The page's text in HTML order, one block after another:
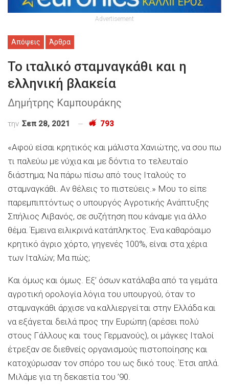
Advertisement
Απόψεις Άρθρα
Το ιταλικό σταμναγκάθι και η
ελληνική βλακεία
Δημήτρης Καμπουράκης
την Σεπ 28, 2021 793
«Αφού είσαι κρητικός και μάλιστα Χανιώτης, να σου πω
τι παλεύω με νύχια και με δόντια το τελευταίο
διάστημα; Να πάρω πίσω από τους Ιταλούς το
σταμναγκάθι. Αν θέλεις το πιστεύεις.» Μου το είπε
παρεμπιπτόντως ο υπουργός Αγροτικής Ανάπτυξης
Σπήλιος Λιβανός, σε συζήτηση που κάναμε για άλλο
θέμα. Έμεινα ειλικρινά κατάπληκτος. Ένα καθαρόαιμο
κρητικό άγριο χόρτο, γηγενές 100%, είναι στα χέρια
των Ιταλών; Μα πώς;
Και όμως και όμως. Εξ’ όσων κατάλαβα από τα γεμάτα
αγροτική ορολογία λόγια του υπουργού, όταν το
σταμναγκάθι άρχισε να καλλιεργείται στην Ελλάδα και
να εξάγεται δειλά προς την Ευρώπη (αρέσει πολύ
στους Γάλλους και τους Γερμανούς), οι μάγκες Ιταλοί
έτρεξαν σε διεθνείς οργανισμούς πιστοποίησης και
κατοχύρωσαν τον σπόρο του ως δικό τους. Έτσι απλά.
Μιλάμε για τη δεκαετία του ’90.